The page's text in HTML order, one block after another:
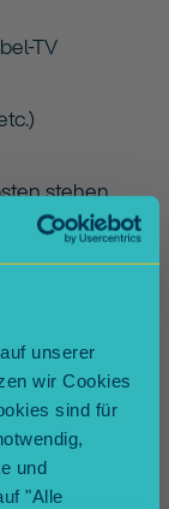
unserer
wir Cookies
sind für
und
"Alle
TV
stehen
über
er nicht